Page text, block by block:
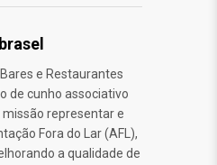
e Restaurantes
de cunho associativo
representar e
Fora do Lar (AFL),
a qualidade de